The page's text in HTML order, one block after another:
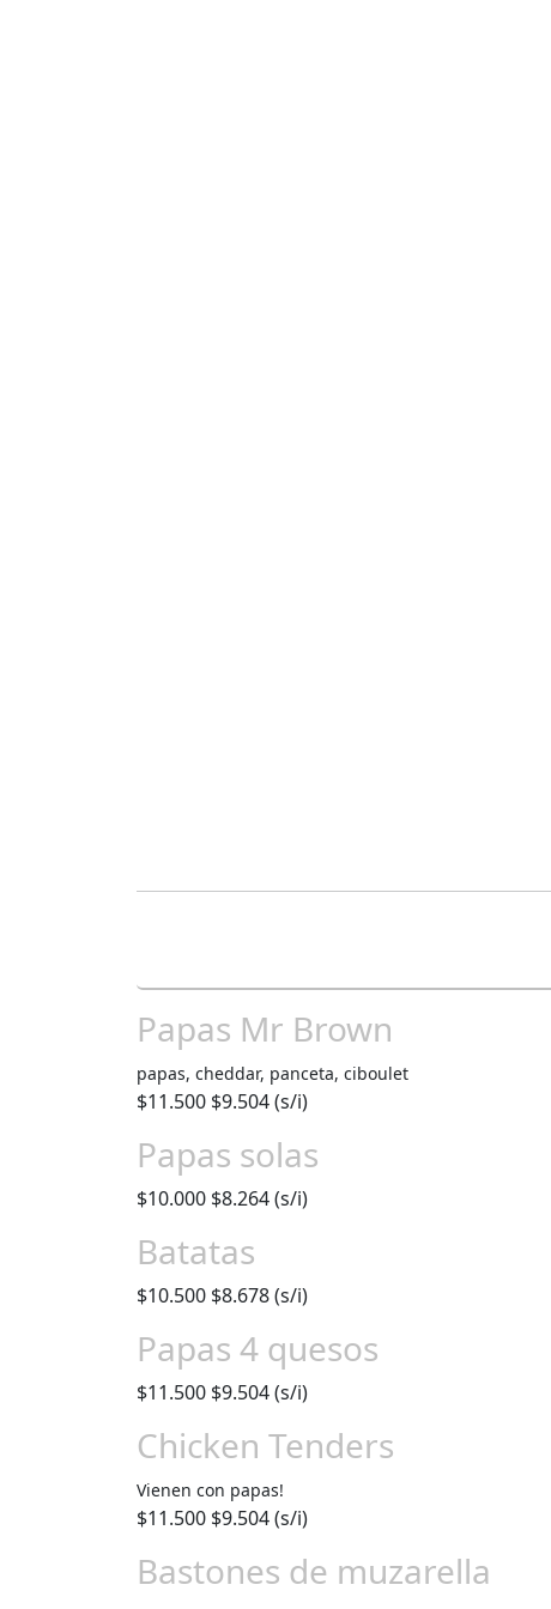
Papas Mr Brown
papas, cheddar, panceta, ciboulet
$11.500 $9.504 (s/i)
Papas solas
$10.000 $8.264 (s/i)
Batatas
$10.500 $8.678 (s/i)
Papas 4 quesos
$11.500 $9.504 (s/i)
Chicken Tenders
Vienen con papas!
$11.500 $9.504 (s/i)
Bastones de muzarella